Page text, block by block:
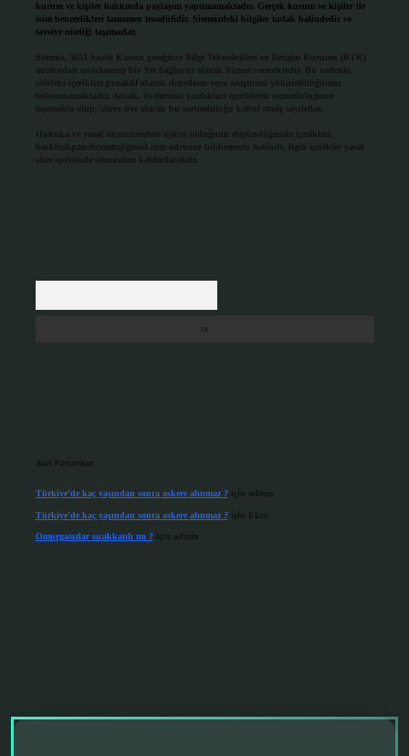
kurum ve kişiler hakkında paylaşım yapılmamaktadır. Gerçek kurum ve kişiler ile
isim benzerlikleri tamamen tesadüfidir. Sitemizdeki bilgiler taslak halindedir ve
tavsiye niteliği taşımazlar.
Sitemiz, 5651 Sayılı Kanun gereğince Bilgi Teknolojileri ve İletişim Kurumu (BTK)
tarafından onaylanmış bir Yer Sağlayıcı olarak hizmet vermektedir. Bu nedenle,
sitedeki içerikleri proaktif olarak denetleme veya araştırma yükümlülüğümüz
bulunmamaktadır. Ancak, üyelerimiz yazdıkları içeriklerin sorumluluğunu
taşımakta olup, siteye üye olarak bu sorumluluğu kabul etmiş sayılırlar.
Hukuka ve yasal düzenlemelere aykırı olduğunu düşündüğünüz içerikleri,
backlinkpanelicomtr@gmail.com adresine bildirmeniz halinde, ilgili içerikler yasal
süre içerisinde sitemizden kaldırılacaktır.
Son Yorumlar
Türkiye’de kaç yaşından sonra askere alınmaz ?için admin
Türkiye’de kaç yaşından sonra askere alınmaz ?için Ekin
Omurgasızlar sıcakkanlı mı ?için admin